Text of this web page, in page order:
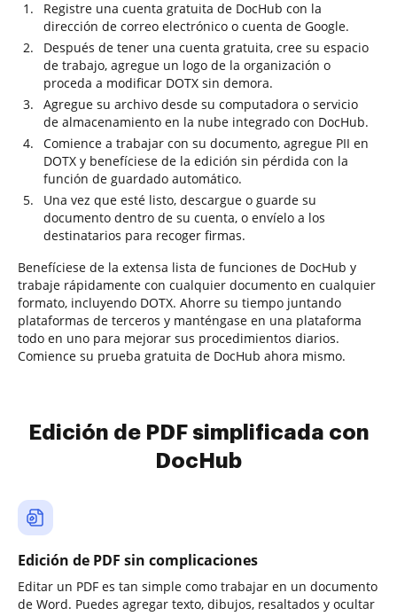
Registre una cuenta gratuita de DocHub con la
dirección de correo electrónico o cuenta de Google.
Después de tener una cuenta gratuita, cree su espacio
de trabajo, agregue un logo de la organización o
proceda a modificar DOTX sin demora.
Agregue su archivo desde su computadora o servicio
de almacenamiento en la nube integrado con DocHub.
Comience a trabajar con su documento, agregue PII en
DOTX y benefíciese de la edición sin pérdida con la
función de guardado automático.
Una vez que esté listo, descargue o guarde su
documento dentro de su cuenta, o envíelo a los
destinatarios para recoger firmas.
Benefíciese de la extensa lista de funciones de DocHub y
trabaje rápidamente con cualquier documento en cualquier
formato, incluyendo DOTX. Ahorre su tiempo juntando
plataformas de terceros y manténgase en una plataforma
todo en uno para mejorar sus procedimientos diarios.
Comience su prueba gratuita de DocHub ahora mismo.
Edición de PDF simplificada con
DocHub
Edición de PDF sin complicaciones
Editar un PDF es tan simple como trabajar en un documento
de Word. Puedes agregar texto, dibujos, resaltados y ocultar